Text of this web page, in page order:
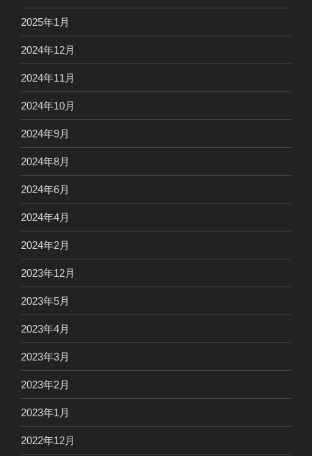
2025年1月
2024年12月
2024年11月
2024年10月
2024年9月
2024年8月
2024年6月
2024年4月
2024年2月
2023年12月
2023年5月
2023年4月
2023年3月
2023年2月
2023年1月
2022年12月